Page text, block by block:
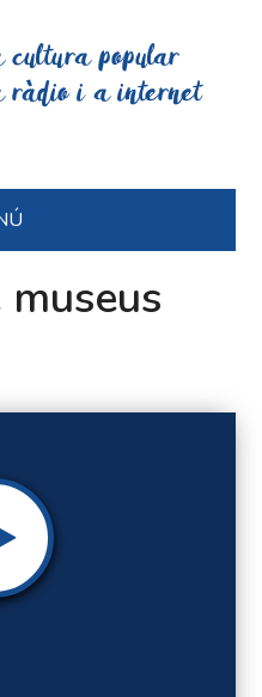
cultura popular
ràdio i a internet